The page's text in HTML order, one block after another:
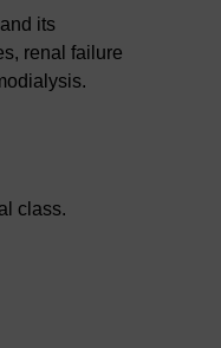
its
renal failure
class.